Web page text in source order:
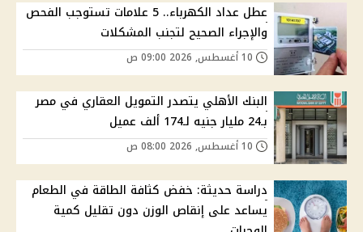
عطل عداد الكهرباء.. 5 علامات تستوجب الفحص
والإجراء الصحيح لتجنب المشكلات
البنك الأهلي يتصدر التمويل العقاري في مصر
بـ24 مليار جنيه لـ174 ألف عميل
دراسة حديثة: خفض كثافة الطاقة في الطعام
يساعد على إنقاص الوزن دون تقليل كمية